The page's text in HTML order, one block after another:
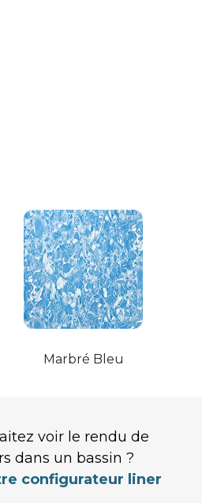
Marbré Bleu
voir le rendu de
dans un bassin ?
configurateur liner